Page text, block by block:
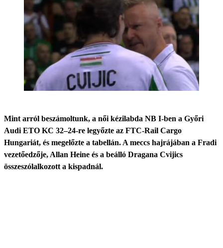
Mint arról beszámoltunk, a női kézilabda NB I-ben a Győri
Audi ETO KC 32–24-re legyőzte az FTC-Rail Cargo
Hungariát, és megelőzte a tabellán. A meccs hajrájában a Fradi
vezetőedzője, Allan Heine és a beálló Dragana Cvijics
összeszólalkozott a kispadnál.